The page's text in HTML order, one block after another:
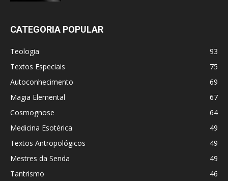
CATEGORIA POPULAR
Teologia
93
Textos Especiais
75
Autoconhecimento
69
Magia Elemental
67
Cosmognose
64
Medicina Esotérica
49
Textos Antropológicos
49
Mestres da Senda
49
Tantrismo
46